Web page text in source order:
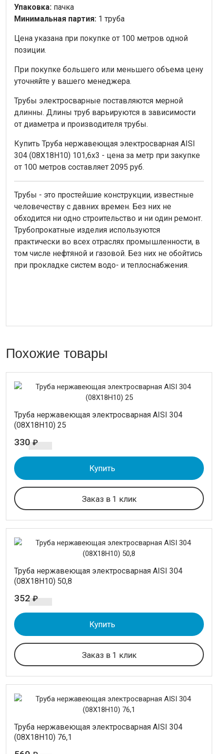
Упаковка: пачка
Минимальная партия: 1 труба
Цена указана при покупке от 100 метров одной
позиции.
При покупке большего или меньшего объема цену
уточняйте у вашего менеджера.
Трубы электросварные поставляются мерной
длинны. Длины труб варьируются в зависимости
от диаметра и производителя трубы.
Купить Труба нержавеющая электросварная AISI
304 (08Х18Н10) 101,6х3 - цена за метр при закупке
от 100 метров составляет 2095 руб.
Трубы - это простейшие конструкции, известные
человечеству с давних времен. Без них не
обходится ни одно строительство и ни один ремонт.
Трубопрокатные изделия используются
практически во всех отраслях промышленности, в
том числе нефтяной и газовой. Без них не обойтись
при прокладке систем водо- и теплоснабжения.
Похожие товары
Труба нержавеющая электросварная AISI 304
(08Х18Н10) 25
330 ₽
Купить
Заказ в 1 клик
Труба нержавеющая электросварная AISI 304
(08Х18Н10) 50,8
352 ₽
Купить
Заказ в 1 клик
Труба нержавеющая электросварная AISI 304
(08Х18Н10) 76,1